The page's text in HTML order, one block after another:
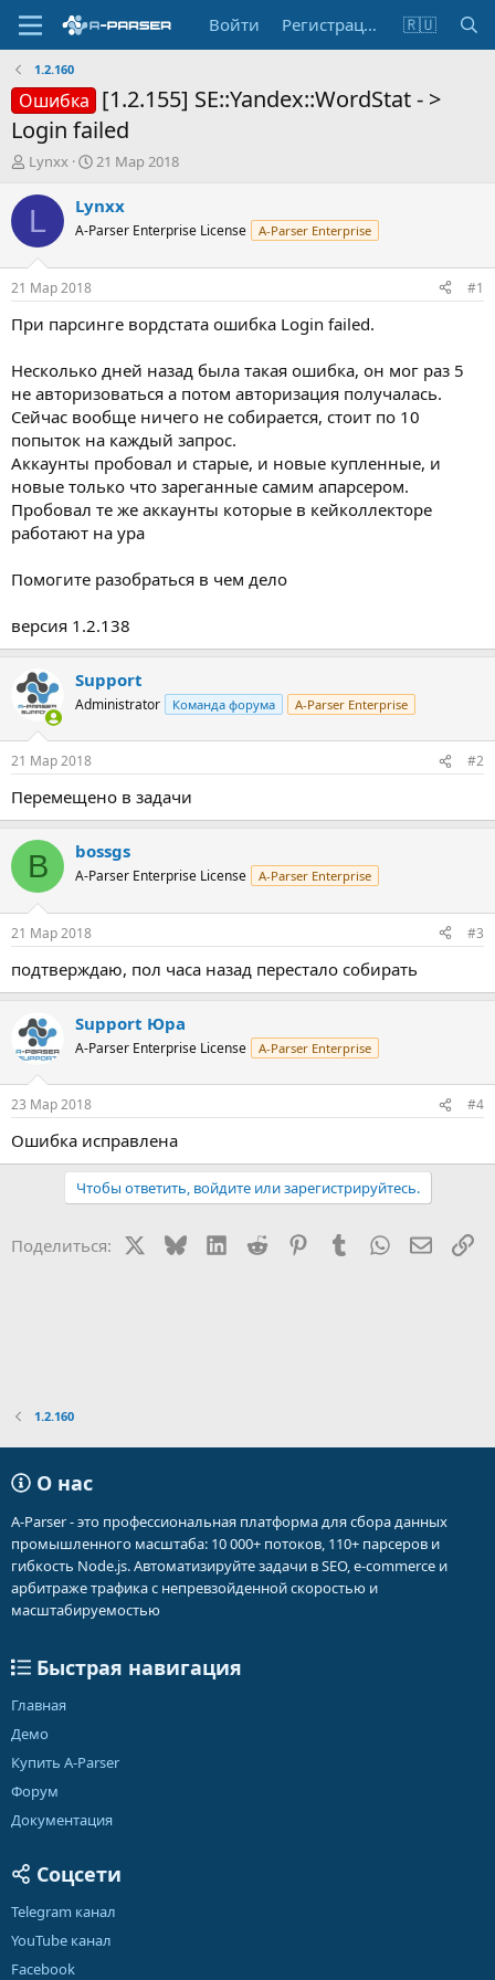
Войти Регистрация 🇷🇺
1.2.160
Ошибка [1.2.155] SE::Yandex::WordStat - >
Login failed
А
т
т
е
м
ы
Lynxx
Д
т
н
а
л
21 Мар 2018
L Lynxx
A-Parser Enterprise License A-Parser Enterprise
21 Мар 2018 #1
При парсинге вордстата ошибка Login failed.
Несколько дней назад была такая ошибка, он мог раз 5
не авторизоваться а потом авторизация получалась.
Сейчас вообще ничего не собирается, стоит по 10
попыток на каждый запрос.
Аккаунты пробовал и старые, и новые купленные, и
новые только что зареганные самим апарсером.
Пробовал те же аккаунты которые в кейколлекторе
работают на ура
Помогите разобраться в чем дело
версия 1.2.138
Support
Administrator Команда форума A-Parser Enterprise
21 Мар 2018 #2
Перемещено в задачи
B bossgs
A-Parser Enterprise License A-Parser Enterprise
21 Мар 2018 #3
подтверждаю, пол часа назад перестало собирать
Support Юра
A-Parser Enterprise License A-Parser Enterprise
23 Мар 2018 #4
Ошибка исправлена
Чтобы ответить, войдите или зарегистрируйтесь.
Поделиться: BlueskyLinkedIn
Reddit PinterestTumblr WhatsApp
1.2.160
О нас
A-Parser - это профессиональная платформа для сбора данных
промышленного масштаба: 10 000+ потоков, 110+ парсеров и
гибкость Node.js. Автоматизируйте задачи в SEO, e-commerce и
арбитраже трафика с непревзойденной скоростью и
масштабируемостью
Быстрая навигация
Главная
Демо
Купить A-Parser
Форум
Документация
Соцсети
Telegram канал
YouTube канал
Facebook